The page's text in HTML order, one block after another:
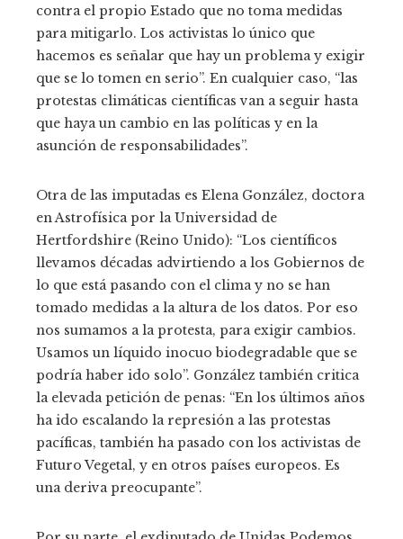
contra el propio Estado que no toma medidas
para mitigarlo. Los activistas lo único que
hacemos es señalar que hay un problema y exigir
que se lo tomen en serio”. En cualquier caso, “las
protestas climáticas científicas van a seguir hasta
que haya un cambio en las políticas y en la
asunción de responsabilidades”.
Otra de las imputadas es Elena González, doctora
en Astrofísica por la Universidad de
Hertfordshire (Reino Unido): “Los científicos
llevamos décadas advirtiendo a los Gobiernos de
lo que está pasando con el clima y no se han
tomado medidas a la altura de los datos. Por eso
nos sumamos a la protesta, para exigir cambios.
Usamos un líquido inocuo biodegradable que se
podría haber ido solo”. González también critica
la elevada petición de penas: “En los últimos años
ha ido escalando la represión a las protestas
pacíficas, también ha pasado con los activistas de
Futuro Vegetal, y en otros países europeos. Es
una deriva preocupante”.